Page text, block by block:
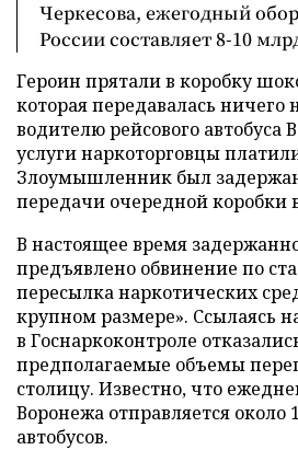
Черкесова, ежегодный
России составляет 8-10
Героин прятали в коробку
которая передавалась
водителю рейсового автобуса
услуги наркоторговцы
Злоумышленник был
передачи очередной коробки
В настоящее время
предъявлено обвинение по
пересылка наркотических
крупном размере». Ссылаясь
в Госнаркоконтроле
предполагаемые объемы
столицу. Известно, что
Воронежа отправляется около
автобусов.